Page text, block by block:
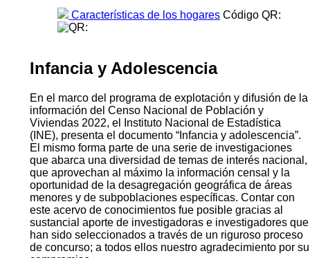
Características de los hogares Código QR:
Infancia y Adolescencia
En el marco del programa de explotación y difusión de la
información del Censo Nacional de Población y
Viviendas 2022, el Instituto Nacional de Estadística
(INE), presenta el documento “Infancia y adolescencia”.
El mismo forma parte de una serie de investigaciones
que abarca una diversidad de temas de interés nacional,
que aprovechan al máximo la información censal y la
oportunidad de la desagregación geográfica de áreas
menores y de subpoblaciones específicas. Contar con
este acervo de conocimientos fue posible gracias al
sustancial aporte de investigadoras e investigadores que
han sido seleccionados a través de un riguroso proceso
de concurso; a todos ellos nuestro agradecimiento por su